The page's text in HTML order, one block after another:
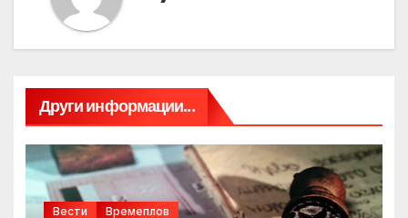
Други информации...
Вести Времеплов